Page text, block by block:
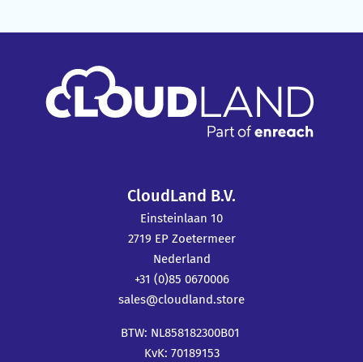
CloudLand B.V.
Einsteinlaan 10
2719 EP Zoetermeer
Nederland
+31 (0)85 0670006
sales@cloudland.store
BTW: NL858182300B01
KvK: 70189153